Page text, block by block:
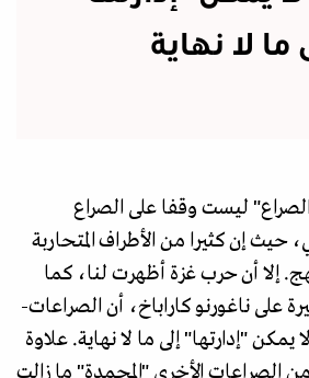
ما لا نهاية
ليست وقفا على الصراع
حيث إن كثيرا من الأطراف المتحاربة
إلا أن حرب غزة أظهرت لنا، كما
على ناغورنو كاراباخ، أن الصراعات-
يمكن "إدارتها" إلى ما لا نهاية. علاوة
الصراعات الأخرى "المجمدة" ما زالت